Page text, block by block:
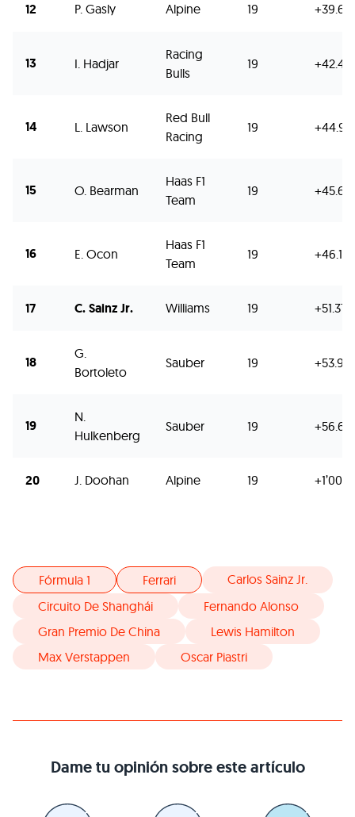
12 P. Gasly Alpine 19
13 I. Hadjar
Racing
Bulls
19
14 L. Lawson
Red Bull
Racing
19
15 O. Bearman
Haas F1
Team
19
16 E. Ocon
Haas F1
Team
19 +46.182
17 C. Sainz Jr. Williams 19 +51.376
18
G.
Bortoleto
Sauber 19
19
N.
Hulkenberg
Sauber 19
20 J. Doohan Alpine 19
Fórmula 1 Ferrari
Carlos Sainz Jr.
Circuito De Shanghái
Fernando Alonso
Gran Premio De China
Lewis Hamilton
Max Verstappen
Oscar Piastri
Dame tu opinión sobre este artículo